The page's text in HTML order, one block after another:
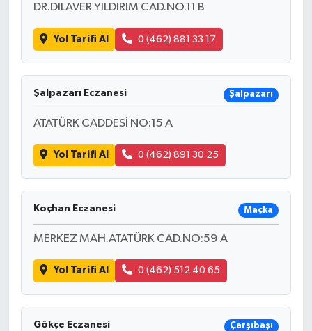
DR.DILAVER YILDIRIM CAD.NO.11 B
Yol Tarifi Al 0 (462) 881 33 17
Şalpazarı Eczanesi Şalpazarı
ATATÜRK CADDESİ NO:15 A
Yol Tarifi Al 0 (462) 891 30 25
Koçhan Eczanesi Maçka
MERKEZ MAH.ATATÜRK CAD.NO:59 A
Yol Tarifi Al 0 (462) 512 40 65
Gökçe Eczanesi Çarşıbaşı